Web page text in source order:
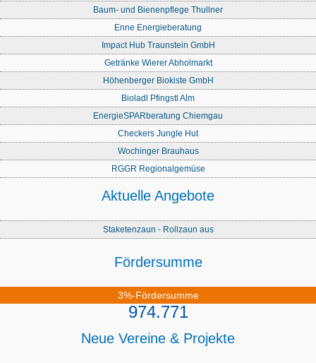
Baum- und Bienenpflege Thullner
Enne Energieberatung
Impact Hub Traunstein GmbH
Getränke Wierer Abholmarkt
Höhenberger Biokiste GmbH
Bioladl Pfingstl Alm
EnergieSPARberatung Chiemgau
Checkers Jungle Hut
Wochinger Brauhaus
RGGR Regionalgemüse
Aktuelle Angebote
Staketenzaun - Rollzaun aus
Fördersumme
3%-Fördersumme
974.771
Neue Vereine & Projekte